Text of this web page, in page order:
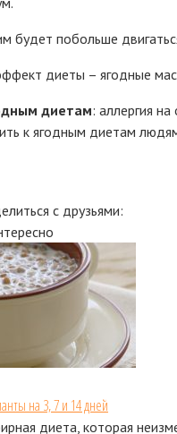
побольше
диеты – ягодные
диетам: аллергия
к ягодным диетам
с друзьями:
на 3, 7 и 14 дней
диета, которая